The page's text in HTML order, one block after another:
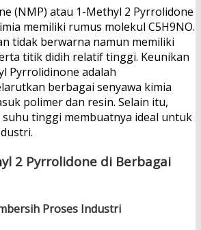
(NMP) atau 1-Methyl 2 Pyrrolidone
memiliki rumus molekul C5H9NO.
tidak berwarna namun memiliki
titik didih relatif tinggi. Keunikan
Pyrrolidinone adalah
berbagai senyawa kimia
polimer dan resin. Selain itu,
tinggi membuatnya ideal untuk
2 Pyrrolidone di Berbagai
Proses Industri